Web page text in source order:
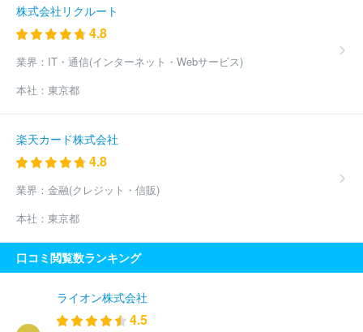
株式会社リクルート
4.8
業界： IT・通信(インターネット・Webサービス)
本社： 東京都
楽天カード株式会社
4.8
業界： 金融(クレジット・信販)
本社： 東京都
口コミ閲覧数ランキング
ライオン株式会社
4.5